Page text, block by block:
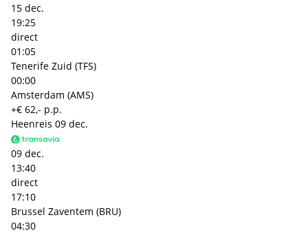
15 dec.
19:25
direct
01:05
Tenerife Zuid (TFS)
00:00
Amsterdam (AMS)
+€ 62,- p.p.
Heenreis 09 dec.
09 dec.
13:40
direct
17:10
Brussel Zaventem (BRU)
04:30